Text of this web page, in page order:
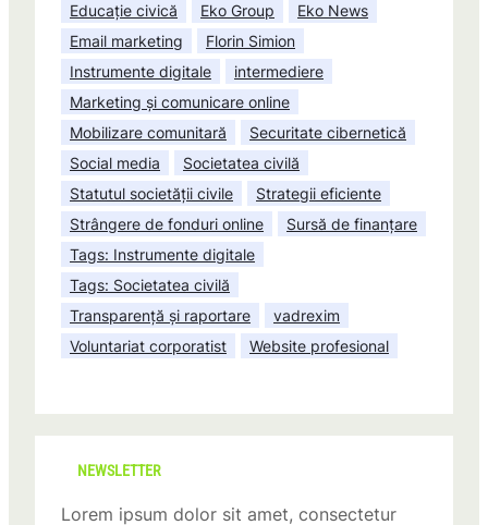
Educație civică
Eko Group
Eko News
Email marketing
Florin Simion
Instrumente digitale
intermediere
Marketing și comunicare online
Mobilizare comunitară
Securitate cibernetică
Social media
Societatea civilă
Statutul societății civile
Strategii eficiente
Strângere de fonduri online
Sursă de finanțare
Tags: Instrumente digitale
Tags: Societatea civilă
Transparență și raportare
vadrexim
Voluntariat corporatist
Website profesional
NEWSLETTER
Lorem ipsum dolor sit amet, consectetur